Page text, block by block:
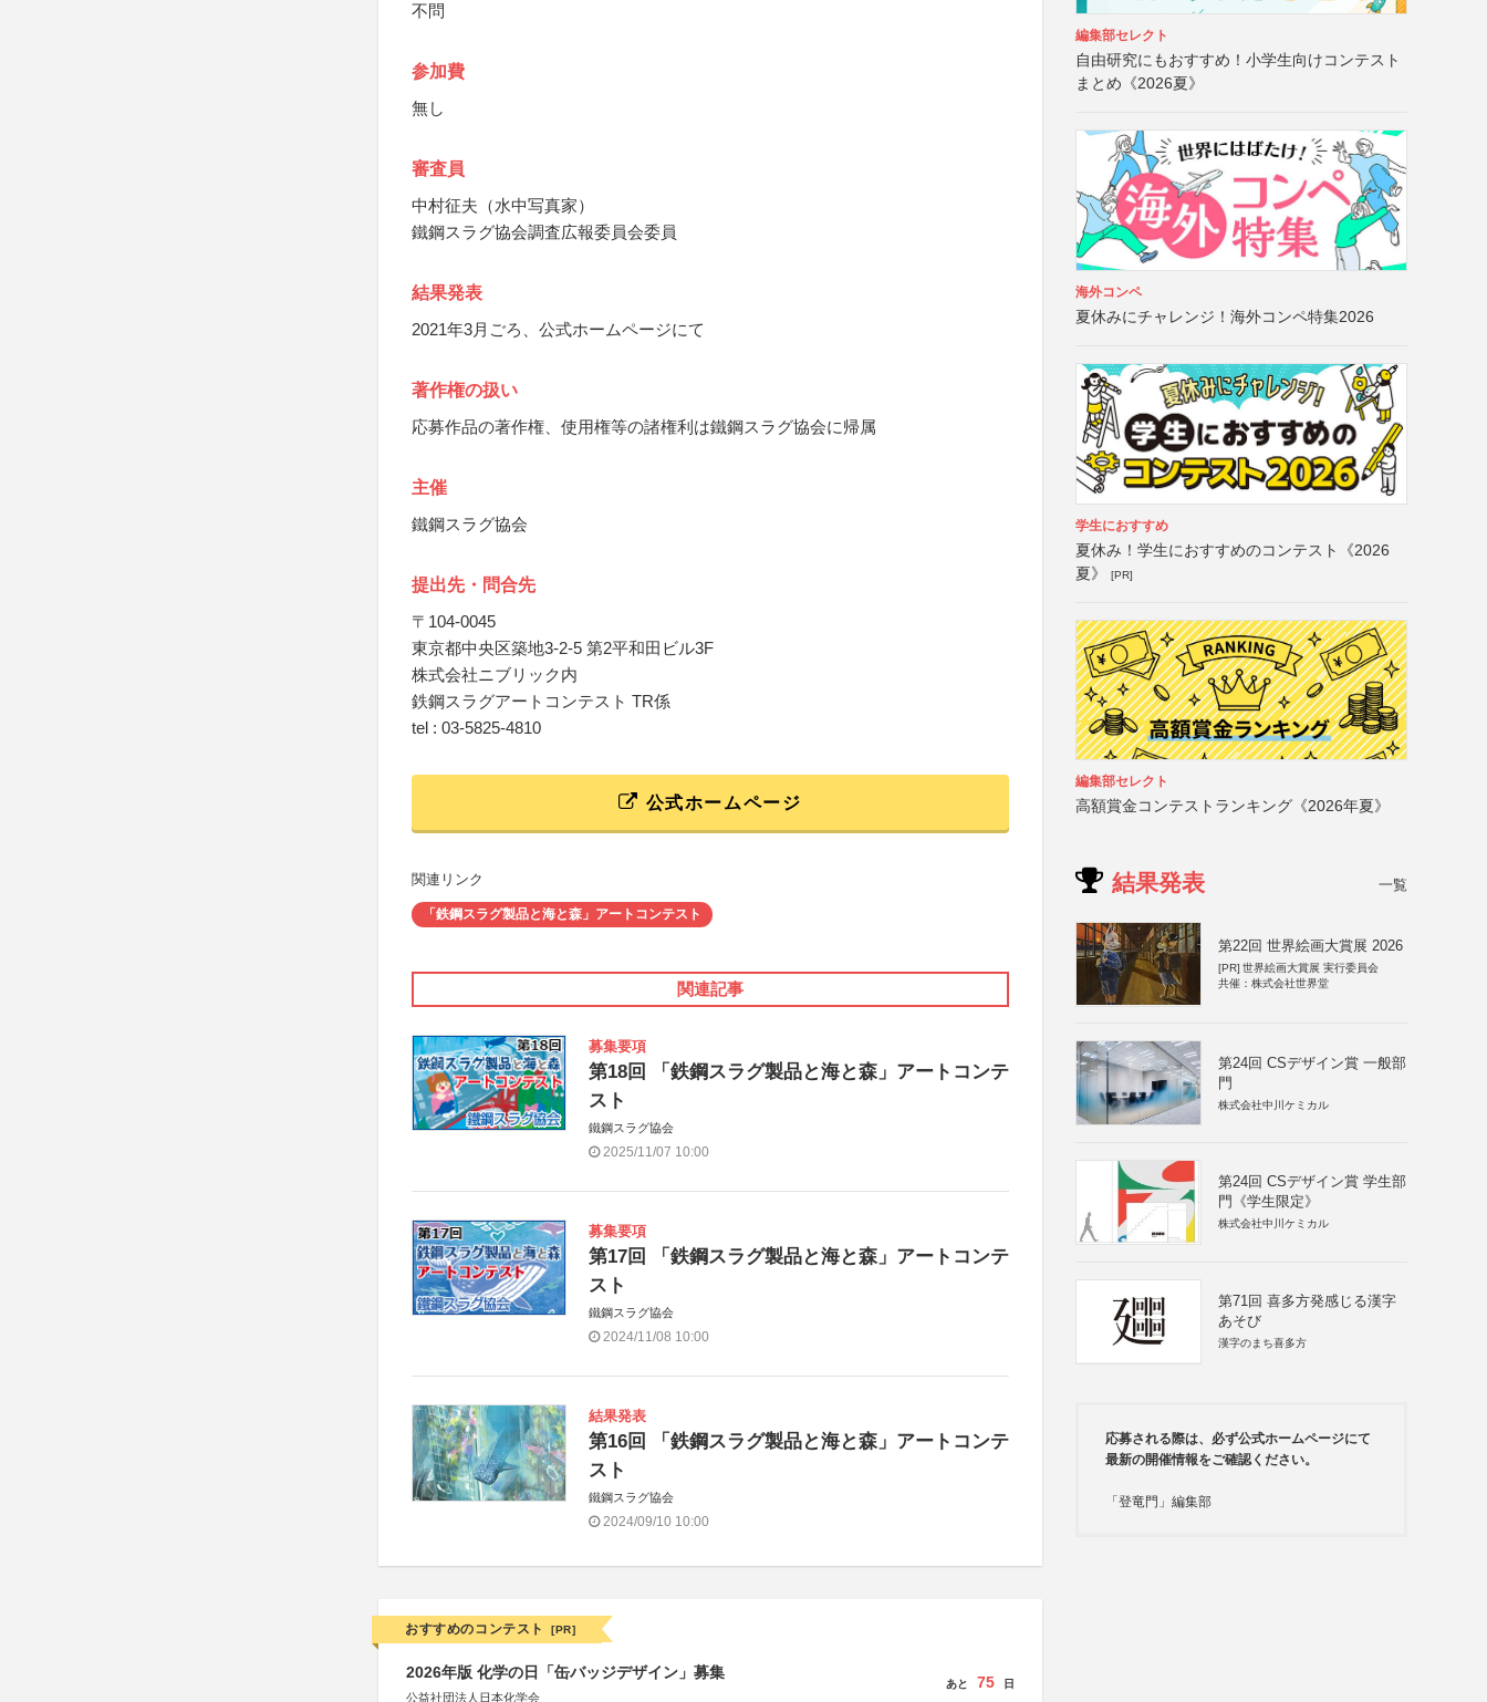
不問
参加費
無し
審査員
中村征夫（水中写真家）
鐵鋼スラグ協会調査広報委員会委員
結果発表
2021年3月ごろ、公式ホームページにて
著作権の扱い
応募作品の著作権、使用権等の諸権利は鐵鋼スラグ協会に帰属
主催
鐵鋼スラグ協会
提出先・問合先
〒104-0045
東京都中央区築地3-2-5 第2平和田ビル3F
株式会社ニブリック内
鉄鋼スラグアートコンテスト TR係
tel : 03-5825-4810
公式ホームページ
関連リンク
「鉄鋼スラグ製品と海と森」アートコンテスト
関連記事
募集要項
第18回 「鉄鋼スラグ製品と海と森」アートコンテ
スト
鐵鋼スラグ協会
2025/11/07 10:00
募集要項
第17回 「鉄鋼スラグ製品と海と森」アートコンテ
スト
鐵鋼スラグ協会
2024/11/08 10:00
結果発表
第16回 「鉄鋼スラグ製品と海と森」アートコンテ
スト
鐵鋼スラグ協会
2024/09/10 10:00
おすすめのコンテスト [PR]
2026年版 化学の日「缶バッジデザイン」募集
公益社団法人日本化学会
あと 75 日
編集部セレクト
自由研究にもおすすめ！小学生向けコンテスト
まとめ《2026夏》
海外コンペ
夏休みにチャレンジ！海外コンペ特集2026
学生におすすめ
夏休み！学生におすすめのコンテスト《2026
夏》
[PR]
編集部セレクト
高額賞金コンテストランキング《2026年夏》
結果発表 一覧
第22回 世界絵画大賞展 2026
[PR] 世界絵画大賞展 実行委員会
共催：株式会社世界堂
第24回 CSデザイン賞 一般部
門
株式会社中川ケミカル
第24回 CSデザイン賞 学生部
門《学生限定》
株式会社中川ケミカル
第71回 喜多方発感じる漢字
あそび
漢字のまち喜多方
応募される際は、必ず公式ホームページにて
最新の開催情報をご確認ください。
「登竜門」編集部